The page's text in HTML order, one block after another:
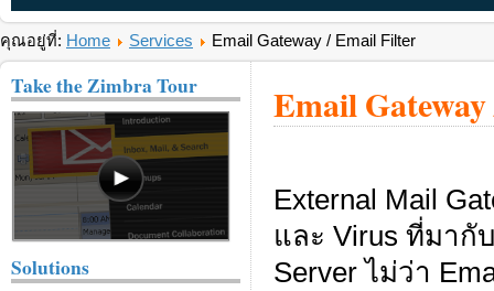
คุณอยู่ที่: Home Services Email Gateway / Email Filter
Take the Zimbra Tour
Solutions
Email
External Mail
และ Virus ที่มากั
Server ไม่ว่า